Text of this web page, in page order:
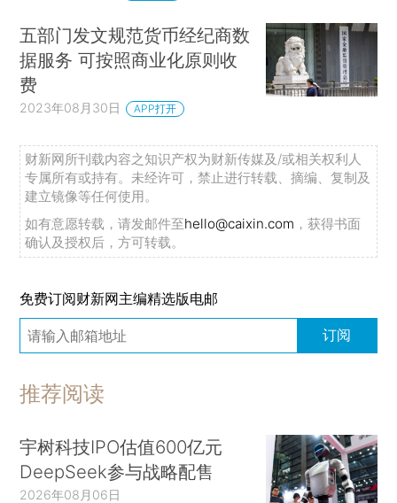
五部门发文规范货币经纪商数
据服务 可按照商业化原则收
费
2023年08月30日 APP打开
财新网所刊载内容之知识产权为财新传媒及/或相关权利人
专属所有或持有。未经许可，禁止进行转载、摘编、复制及
建立镜像等任何使用。
如有意愿转载，请发邮件至hello@caixin.com ，获得书面
确认及授权后，方可转载。
免费订阅财新网主编精选版电邮
订阅
推荐阅读
宇树科技IPO估值600亿元
DeepSeek参与战略配售
2026年08月06日